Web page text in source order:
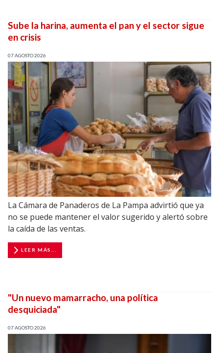
Sube la harina, aumenta el pan y el sector sigue
en crisis
07 AGOSTO 2026
La Cámara de Panaderos de La Pampa advirtió que ya
no se puede mantener el valor sugerido y alertó sobre
la caída de las ventas.
LEER MÁS...
"Un nuevo mamarracho, una política
desquiciada"
07 AGOSTO 2026